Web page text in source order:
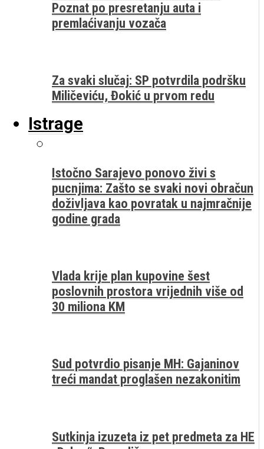
Poznat po presretanju auta i
premlaćivanju vozača
Za svaki slučaj: SP potvrdila podršku
Miličeviću, Đokić u prvom redu
Istrage
Istočno Sarajevo ponovo živi s
pucnjima: Zašto se svaki novi obračun
doživljava kao povratak u najmračnije
godine grada
Vlada krije plan kupovine šest
poslovnih prostora vrijednih više od
30 miliona KM
Sud potvrdio pisanje MH: Gajaninov
treći mandat proglašen nezakonitim
Sutkinja izuzeta iz pet predmeta za HE